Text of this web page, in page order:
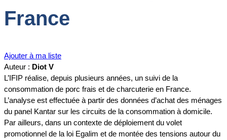
France
Ajouter à ma liste
Auteur : Diot V
L’IFIP réalise, depuis plusieurs années, un suivi de la
consommation de porc frais et de charcuterie en France.
L’analyse est effectuée à partir des données d’achat des ménages
du panel Kantar sur les circuits de la consommation à domicile.
Par ailleurs, dans un contexte de déploiement du volet
promotionnel de la loi Egalim et de montée des tensions autour du